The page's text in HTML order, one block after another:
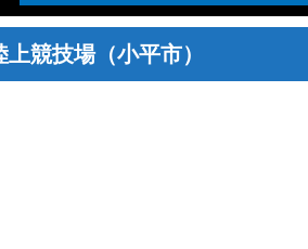
競技場（小平市）